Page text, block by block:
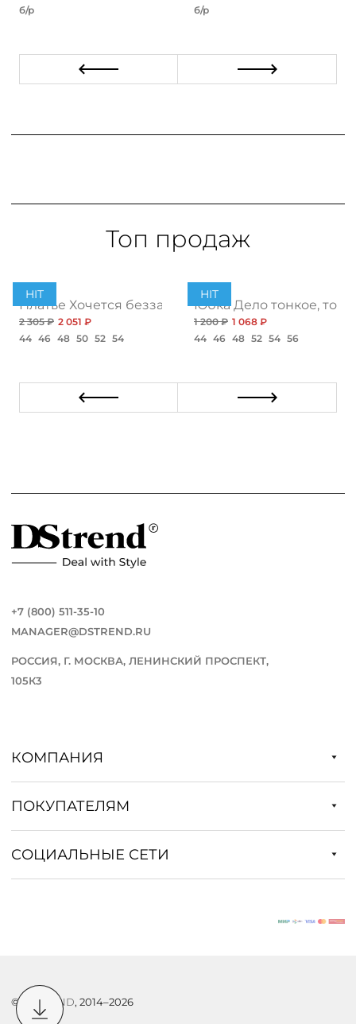
б/р
б/р
Топ продаж
HIT
Платье Хочется беззаботности, топ
2 305 ₽ 2 051 ₽
44 46 48 50 52 54
HIT
Юбка Дело тонкое, топ
1 200 ₽ 1 068 ₽
44 46 48 52 54 56
+7 (800) 511-35-10
MANAGER@DSTREND.RU
РОССИЯ, Г. МОСКВА, ЛЕНИНСКИЙ ПРОСПЕКТ,
105К3
КОМПАНИЯ
ПОКУПАТЕЛЯМ
СОЦИАЛЬНЫЕ СЕТИ
© DSTREND, 2014–2026